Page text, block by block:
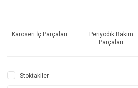
Karoseri İç Parçaları
Periyodik Bakım
Parçaları
Stoktakiler